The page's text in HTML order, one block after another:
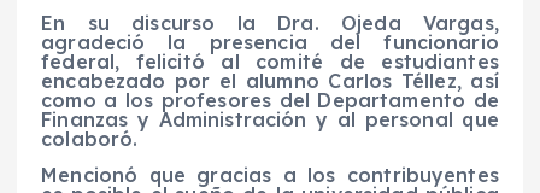
En su discurso la Dra. Ojeda Vargas,
agradeció la presencia del funcionario
federal, felicitó al comité de estudiantes
encabezado por el alumno Carlos Téllez, así
como a los profesores del Departamento de
Finanzas y Administración y al personal que
colaboró.
Mencionó que gracias a los contribuyentes